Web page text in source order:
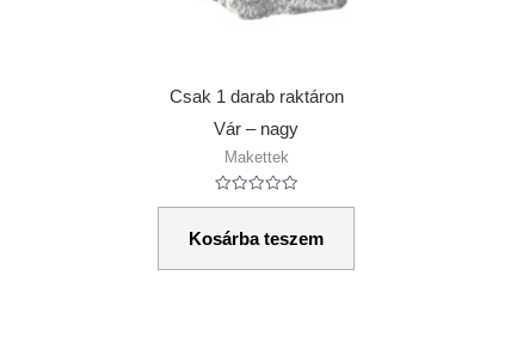
Csak 1 darab raktáron
Vár – nagy
Makettek
Értékelés:
/
5
Kosárba teszem